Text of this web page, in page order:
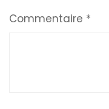
Commentaire *